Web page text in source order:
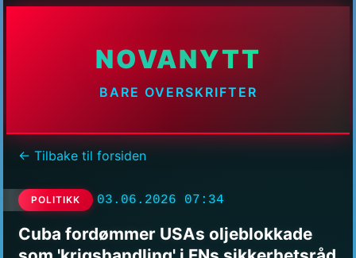
NOVANYTT
BARE OVERSKRIFTER
← Tilbake til forsiden
POLITIKK 03.06.2026 07:34
Cuba fordømmer USAs oljeblokkade